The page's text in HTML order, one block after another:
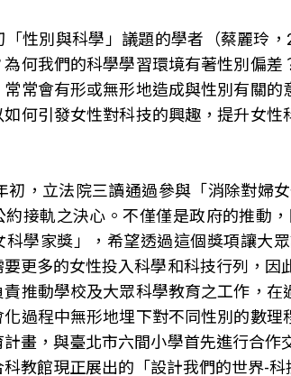
「性別與科學」議題的學者（蔡麗玲
何我們的科學學習環境有著性別偏
常會有形或無形地造成與性別有關
如何引發女性對科技的興趣，提升女
初，立法院三讀通過參與「消除對婦
約接軌之決心。不僅僅是政府的推動
科學家獎」，希望透過這個獎項讓大
更多的女性投入科學和科技行列，
推動學校及大眾科學教育之工作，
化過程中無形地埋下對不同性別的數
畫，與臺北市六間小學首先進行合
教館現正展出的「設計我們的世界-